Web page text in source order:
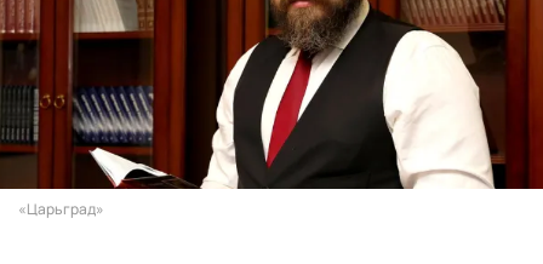
«Царьград»